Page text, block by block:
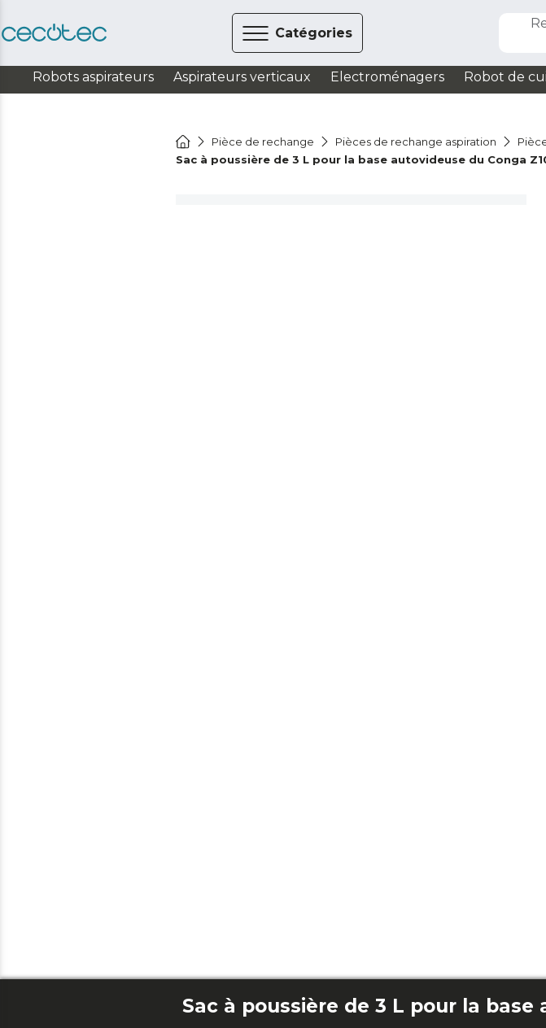
Catégories
Robots aspirateurs Aspirateurs verticaux Electroménagers Robot de
Pièce de rechange Pièces de rechange aspiration
Sac à poussière de 3 L pour la base autovideuse du Conga